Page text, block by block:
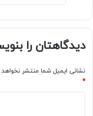
دیدگاهتان را
نشانی ایمیل شما منتشر
*